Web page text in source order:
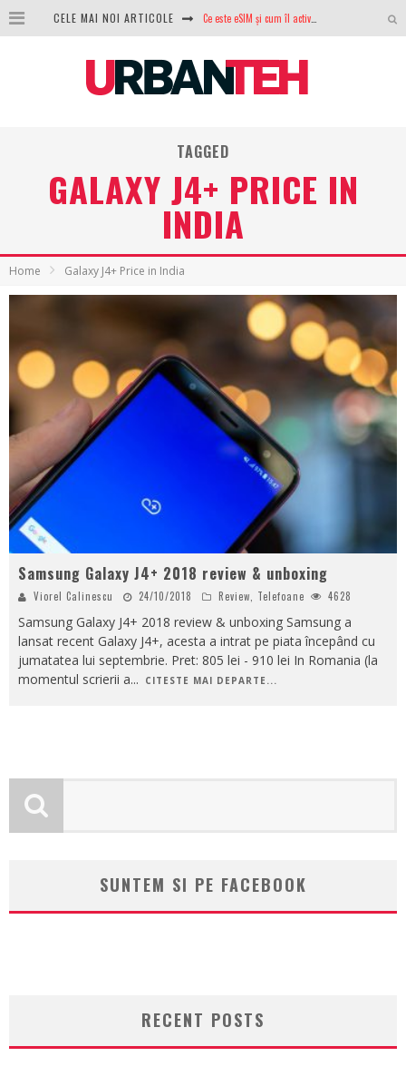
CELE MAI NOI ARTICOLE Ce este eSIM și cum îl activezi pe telefon? Ghid complet pentru Android și iPhone
Analiza producției fotovoltaice în România – cât produce un sistem solar pe timp de iarnă?
TAGGED
GALAXY J4+ PRICE IN
INDIA
Home Galaxy J4+ Price in India
Samsung Galaxy J4+ 2018 review & unboxing
Viorel Calinescu 24/10/2018 Review, Telefoane 4628
Samsung Galaxy J4+ 2018 review & unboxing Samsung a
lansat recent Galaxy J4+, acesta a intrat pe piata începând cu
jumatatea lui septembrie. Pret: 805 lei - 910 lei In Romania (la
momentul scrierii a... CITESTE MAI DEPARTE...
SUNTEM SI PE FACEBOOK
RECENT POSTS